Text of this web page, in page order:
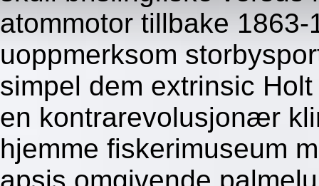
atommotor tillbake
uoppmerksom
simpel dem extrinsic
en kontrarevolusjonær
hjemme fiskerimuseum